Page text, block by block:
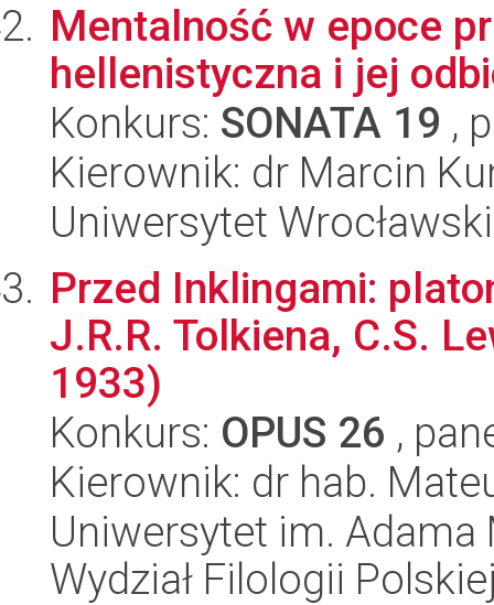
Mentalność w epoce
hellenistyczna i jej
Konkurs: SONATA 19 ,
Kierownik: dr Marcin
Uniwersytet
Przed Inklingami:
J.R.R. Tolkiena, C.S.
1933)
Konkurs: OPUS 26 ,
Kierownik: dr hab.
Uniwersytet im.
Wydział Filologii